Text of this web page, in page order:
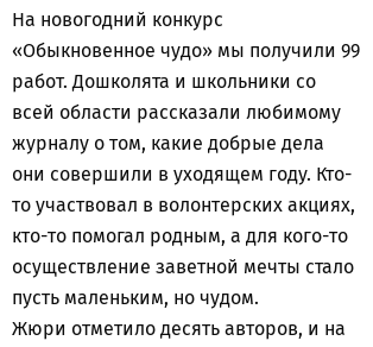
На новогодний конкурс
«Обыкновенное чудо» мы получили 99
работ. Дошколята и школьники со
всей области рассказали любимому
журналу о том, какие добрые дела
они совершили в уходящем году. Кто-
то участвовал в волонтерских акциях,
кто-то помогал родным, а для кого-то
осуществление заветной мечты стало
пусть маленьким, но чудом.
Жюри отметило десять авторов, и на